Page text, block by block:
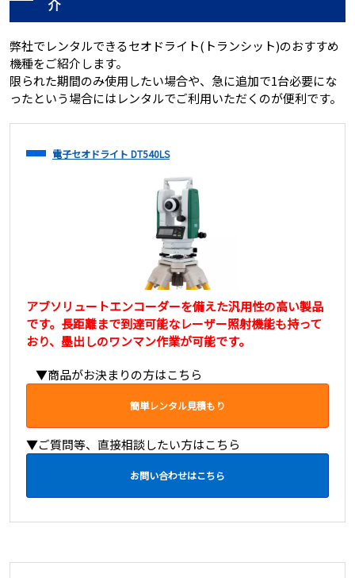
介
弊社でレンタルできるセオドライト(トランシット)のおすすめ
機種をご紹介します。
限られた期間のみ使用したい場合や、急に追加で1台必要にな
ったという場合にはレンタルでご利用いただくのが便利です。
電子セオドライト DT540LS
アブソリュートエンコーダーを備えた汎用性の高い製品
です。長距離まで到達可能なレーザー照射機能も持って
おり、墨出しのワンマン作業が可能です。
▼商品がお決まりの方はこちら
簡単レンタル見積もり
▼ご質問等、直接相談したい方はこちら
お問い合わせはこちら